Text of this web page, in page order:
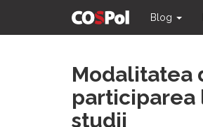
Blog
Modalitatea
participarea
studii